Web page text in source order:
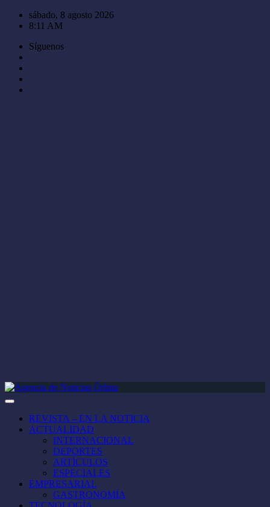
Saltar
sábado, 8 agosto 2026
8:11 AM
Síguenos
REVISTA – EN LA NOTICIA
ACTUALIDAD
INTERNACIONAL
DEPORTES
ARTÍCULOS
ESPECIALES
EMPRESARIAL
GASTRONOMÍA